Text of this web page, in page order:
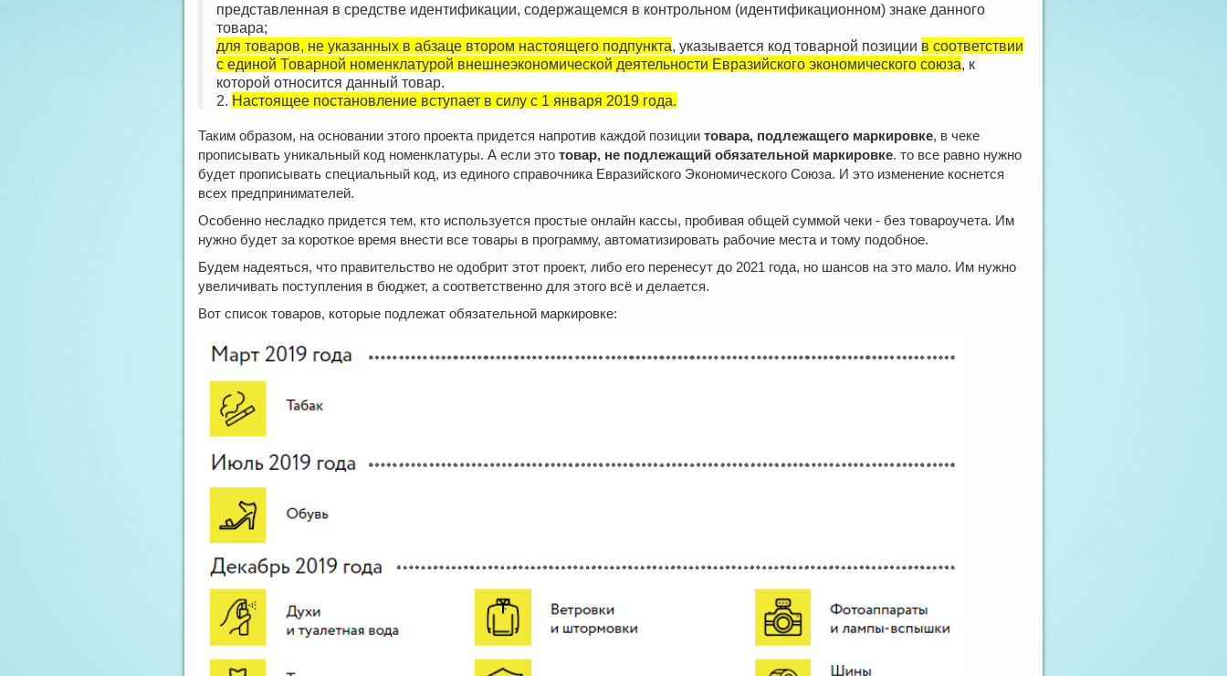
представленная в средстве идентификации, содержащемся в контрольном (идентификационном) знаке данного
товара;
для товаров, не указанных в абзаце втором настоящего подпункта, указывается код товарной позиции в соответствии
с единой Товарной номенклатурой внешнеэкономической деятельности Евразийского экономического союза, к
которой относится данный товар.
2. Настоящее постановление вступает в силу с 1 января 2019 года.
Таким образом, на основании этого проекта придется напротив каждой позиции товара, подлежащего маркировке, в чеке
прописывать уникальный код номенклатуры. А если это товар, не подлежащий обязательной маркировке. то все равно нужно
будет прописывать специальный код, из единого справочника Евразийского Экономического Союза. И это изменение коснется
всех предпринимателей.
Особенно несладко придется тем, кто используется простые онлайн кассы, пробивая общей суммой чеки - без товароучета. Им
нужно будет за короткое время внести все товары в программу, автоматизировать рабочие места и тому подобное.
Будем надеяться, что правительство не одобрит этот проект, либо его перенесут до 2021 года, но шансов на это мало. Им нужно
увеличивать поступления в бюджет, а соответственно для этого всё и делается.
Вот список товаров, которые подлежат обязательной маркировке: